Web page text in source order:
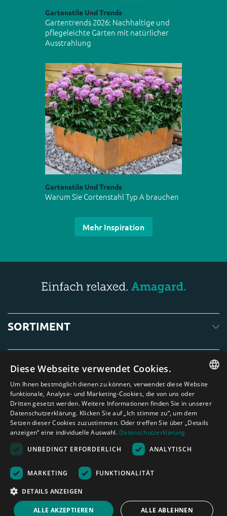
Gartenstile Und Trends
Gartentrends 2026: Nachhaltige und
pflegeleichte Gärten mit natürlicher
Ausstrahlung
Gartenstile Und Trends
Warum Sie Cortenstahl Typ A brauchen
Mehr Inspiration
SORTIMENT
SERVICE
ÜBER UNS
Nederland|Deutschland| België|Belgique |España
Kingdom
ENGLISH
DUTCH
GERMAN
Diese Webseite verwendet Cookies.
Um Ihnen bestmöglich dienen zu können, verwendet diese Website
funktionale, Analyse- und Marketing-Cookies, die von uns oder
Dritten gesetzt werden. Weitere Informationen finden Sie in unserer
Datenschutzerklärung. Klicken Sie auf „Ich stimme zu“, um dem
Setzen dieser Cookies zuzustimmen. Oder treffen Sie über „Details
anzeigen“ eine individuelle Auswahl. Datenschutzerklärung
UNBEDINGT ERFORDERLICH
ANALYTISCH
MARKETING FUNKTIONALITÄT
DETAILS ANZEIGEN
ALLE AKZEPTIEREN ALLE ABLEHNEN